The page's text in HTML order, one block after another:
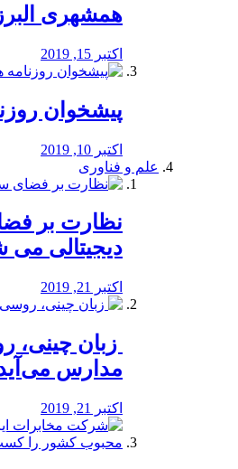
همشهری البرز
اکتبر 15, 2019
پیشخوان
اکتبر 10, 2019
علم و فناوری
نظارت بر
دیجیتالی می
اکتبر 21, 2019
زبان چینی،
مدارس
اکتبر 21, 2019